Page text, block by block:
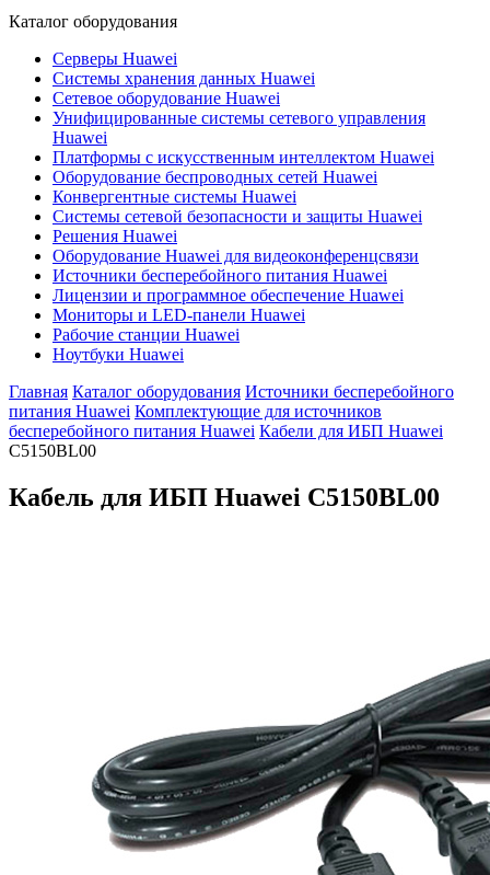
Каталог оборудования
Серверы Huawei
Системы хранения данных Huawei
Сетевое оборудование Huawei
Унифицированные системы сетевого управления
Huawei
Платформы с искусственным интеллектом Huawei
Оборудование беспроводных сетей Huawei
Конвергентные системы Huawei
Системы сетевой безопасности и защиты Huawei
Решения Huawei
Оборудование Huawei для видеоконференцсвязи
Источники бесперебойного питания Huawei
Лицензии и программное обеспечение Huawei
Мониторы и LED-панели Huawei
Рабочие станции Huawei
Ноутбуки Huawei
Главная Каталог оборудования Источники бесперебойного
питания Huawei Комплектующие для источников
бесперебойного питания Huawei Кабели для ИБП Huawei
C5150BL00
Кабель для ИБП Huawei C5150BL00